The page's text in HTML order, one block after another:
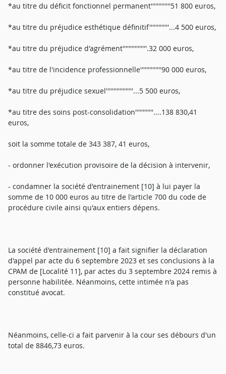
*au titre du déficit fonctionnel permanent'''''''''''''51 800 euros,
*au titre du préjudice esthétique définitif'''''''''''''...4 500 euros,
*au titre du préjudice d'agrément''''''''''''''''.32 000 euros,
*au titre de l'incidence professionnelle''''''''''''''90 000 euros,
*au titre du préjudice sexuel''''''''''''''''''...5 500 euros,
*au titre des soins post-consolidation''''''''''''....138 830,41
euros,
soit la somme totale de 343 387, 41 euros,
- ordonner l'exécution provisoire de la décision à intervenir,
- condamner la société d'entrainement [10] à lui payer la
somme de 10 000 euros au titre de l'article 700 du code de
procédure civile ainsi qu'aux entiers dépens.
La société d'entrainement [10] a fait signifier la déclaration
d'appel par acte du 6 septembre 2023 et ses conclusions à la
CPAM de [Localité 11], par actes du 3 septembre 2024 remis à
personne habilitée. Néanmoins, cette intimée n'a pas
constitué avocat.
Néanmoins, celle-ci a fait parvenir à la cour ses débours d'un
total de 8846,73 euros.